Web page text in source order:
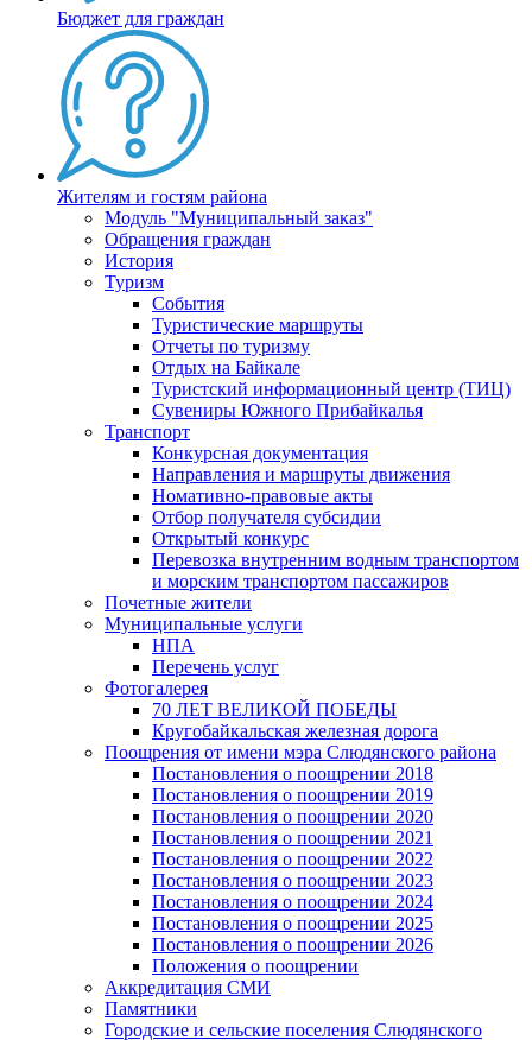
Бюджет для граждан
Жителям и гостям района
Модуль "Муниципальный заказ"
Обращения граждан
История
Туризм
События
Туристические маршруты
Отчеты по туризму
Отдых на Байкале
Туристский информационный центр (ТИЦ)
Сувениры Южного Прибайкалья
Транспорт
Конкурсная документация
Направления и маршруты движения
Номативно-правовые акты
Отбор получателя субсидии
Открытый конкурс
Перевозка внутренним водным транспортом
и морским транспортом пассажиров
Почетные жители
Муниципальные услуги
НПА
Перечень услуг
Фотогалерея
70 ЛЕТ ВЕЛИКОЙ ПОБЕДЫ
Кругобайкальская железная дорога
Поощрения от имени мэра Слюдянского района
Постановления о поощрении 2018
Постановления о поощрении 2019
Постановления о поощрении 2020
Постановления о поощрении 2021
Постановления о поощрении 2022
Постановления о поощрении 2023
Постановления о поощрении 2024
Постановления о поощрении 2025
Постановления о поощрении 2026
Положения о поощрении
Аккредитация СМИ
Памятники
Городские и сельские поселения Слюдянского